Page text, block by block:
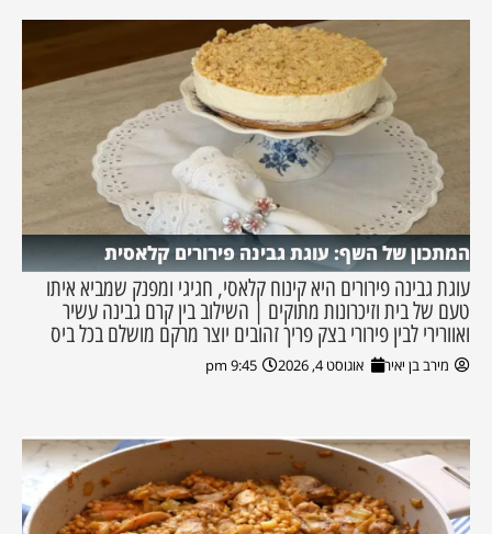
המתכון של השף: עוגת גבינה פירורים קלאסית
עוגת גבינה פירורים היא קינוח קלאסי, חגיגי ומפנק שמביא איתו
טעם של בית וזיכרונות מתוקים | השילוב בין קרם גבינה עשיר
ואוורירי לבין פירורי בצק פריך זהובים יוצר מרקם מושלם בכל ביס
מירב בן יאיר אוגוסט 4, 2026 9:45 pm